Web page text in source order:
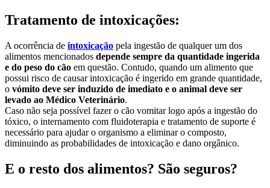
Tratamento de intoxicações:
A ocorrência de intoxicação pela ingestão de qualquer um dos
alimentos mencionados depende sempre da quantidade ingerida
e do peso do cão em questão. Contudo, quando um alimento que
possui risco de causar intoxicação é ingerido em grande quantidade,
o vómito deve ser induzido de imediato e o animal deve ser
levado ao Médico Veterinário.
Caso não seja possível fazer o cão vomitar logo após a ingestão do
tóxico, o internamento com fluidoterapia e tratamento de suporte é
necessário para ajudar o organismo a eliminar o composto,
diminuindo as probabilidades de intoxicação e dano orgânico.
E o resto dos alimentos? São seguros?